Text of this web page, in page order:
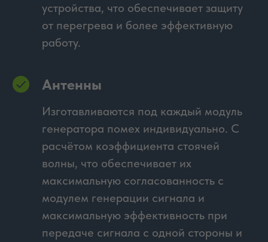
устройства, что обеспечивает защиту
от перегрева и более эффективную
работу.
Антенны
Изготавливаются под каждый модуль
генератора помех индивидуально. С
расчётом коэффициента стоячей
волны, что обеспечивает их
максимальную согласованность с
модулем генерации сигнала и
максимальную эффективность при
передаче сигнала с одной стороны и